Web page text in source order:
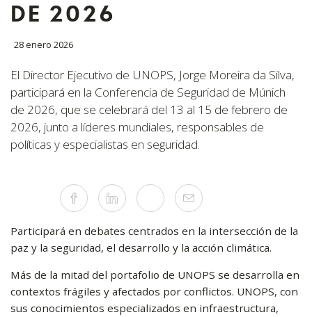
DE 2026
28 enero 2026
El Director Ejecutivo de UNOPS, Jorge Moreira da Silva,
participará en la Conferencia de Seguridad de Múnich
de 2026, que se celebrará del 13 al 15 de febrero de
2026, junto a líderes mundiales, responsables de
políticas y especialistas en seguridad.
Compartir
este
artículo
las
redes
sociales
FacebookLinkedin Twitter Mail
Participará en debates centrados en la intersección de la
paz y la seguridad, el desarrollo y la acción climática.
Más de la mitad del portafolio de UNOPS se desarrolla en
contextos frágiles y afectados por conflictos. UNOPS, con
sus conocimientos especializados en infraestructura,